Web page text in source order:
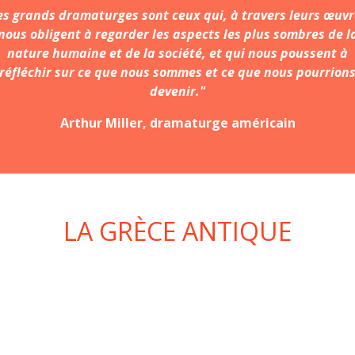
grands dramaturges sont ceux qui, à travers leurs
obligent à regarder les aspects les plus sombres de
nature humaine et de la société, et qui nous poussent à
réfléchir sur ce que nous sommes et ce que nous pourrions
devenir."
Arthur Miller, dramaturge américain
LA GRÈCE ANTIQUE